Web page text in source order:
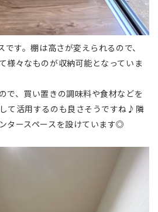
す。棚は高さが変えられるので、
様々なものが収納可能となっていま
で、買い置きの調味料や食材などを
て活用するのも良さそうですね♪隣
タースペースを設けています◎